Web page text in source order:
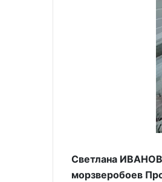
Светлана
морзверобоев